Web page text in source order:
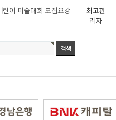
이 미술대회 모집요강
최고관
리자